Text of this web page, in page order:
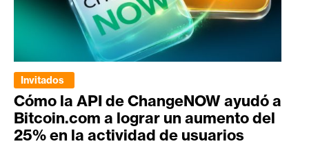
Invitados
Cómo la API de ChangeNOW ayudó a
Bitcoin.com a lograr un aumento del
25% en la actividad de usuarios